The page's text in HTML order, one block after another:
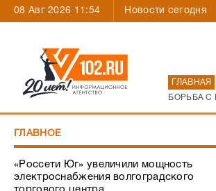
08 Авг 2026 11:54 Новости сегодня
ГЛАВНАЯ
БОРЬБА С
ГЛАВНОЕ
«Россети Юг» увеличили мощность
электроснабжения волгоградского